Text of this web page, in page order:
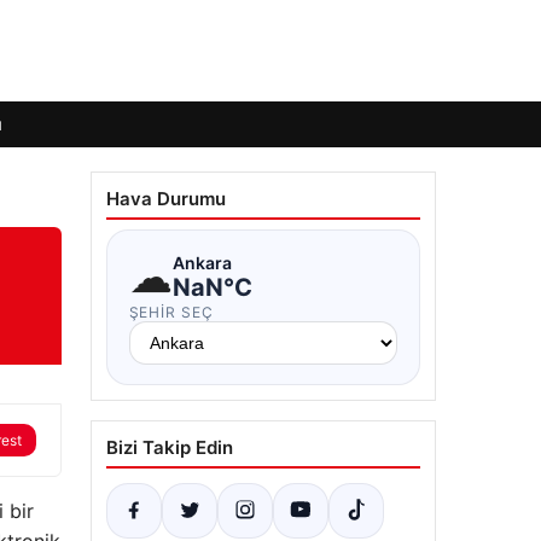
bir
Hava Durumu
☁Ankara
NaN°C
ŞEHIR SEÇ
Bizi Takip Edin